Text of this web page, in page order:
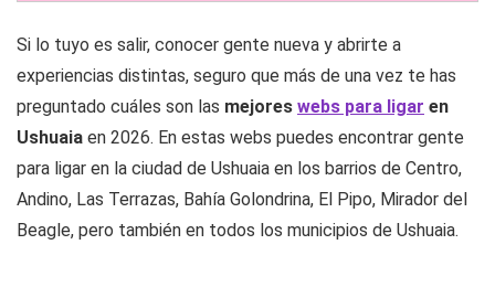
Si lo tuyo es salir, conocer gente nueva y abrirte a
experiencias distintas, seguro que más de una vez te has
preguntado cuáles son las mejores webs para ligar en
Ushuaia en 2026. En estas webs puedes encontrar gente
para ligar en la ciudad de Ushuaia en los barrios de Centro,
Andino, Las Terrazas, Bahía Golondrina, El Pipo, Mirador del
Beagle, pero también en todos los municipios de Ushuaia.